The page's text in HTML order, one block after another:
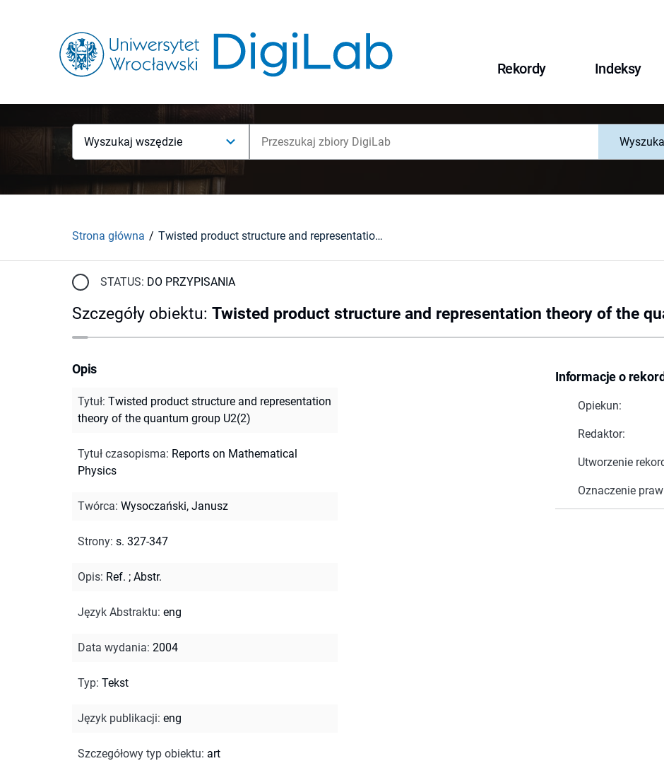
Rekordy Indeksy
Wyszukaj wszędzie
Strona główna Twisted product structure and representation theory of the quantum group U2(2)
STATUS: DO PRZYPISANIA
Szczegóły obiektu: Twisted product structure and representation theory of the
Informacje o
Opiekun:
Redaktor:
Utworzenie
Oznaczenie
Opis
Tytuł: Twisted product structure and representation
theory of the quantum group U2(2)
Tytuł czasopisma: Reports on Mathematical
Physics
Twórca: Wysoczański, Janusz
Strony: s. 327-347
Opis: Ref. ; Abstr.
Język Abstraktu: eng
Data wydania: 2004
Typ: Tekst
Język publikacji: eng
Szczegółowy typ obiektu: art